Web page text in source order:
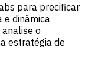
para precificar
dinâmica
o
estratégia de